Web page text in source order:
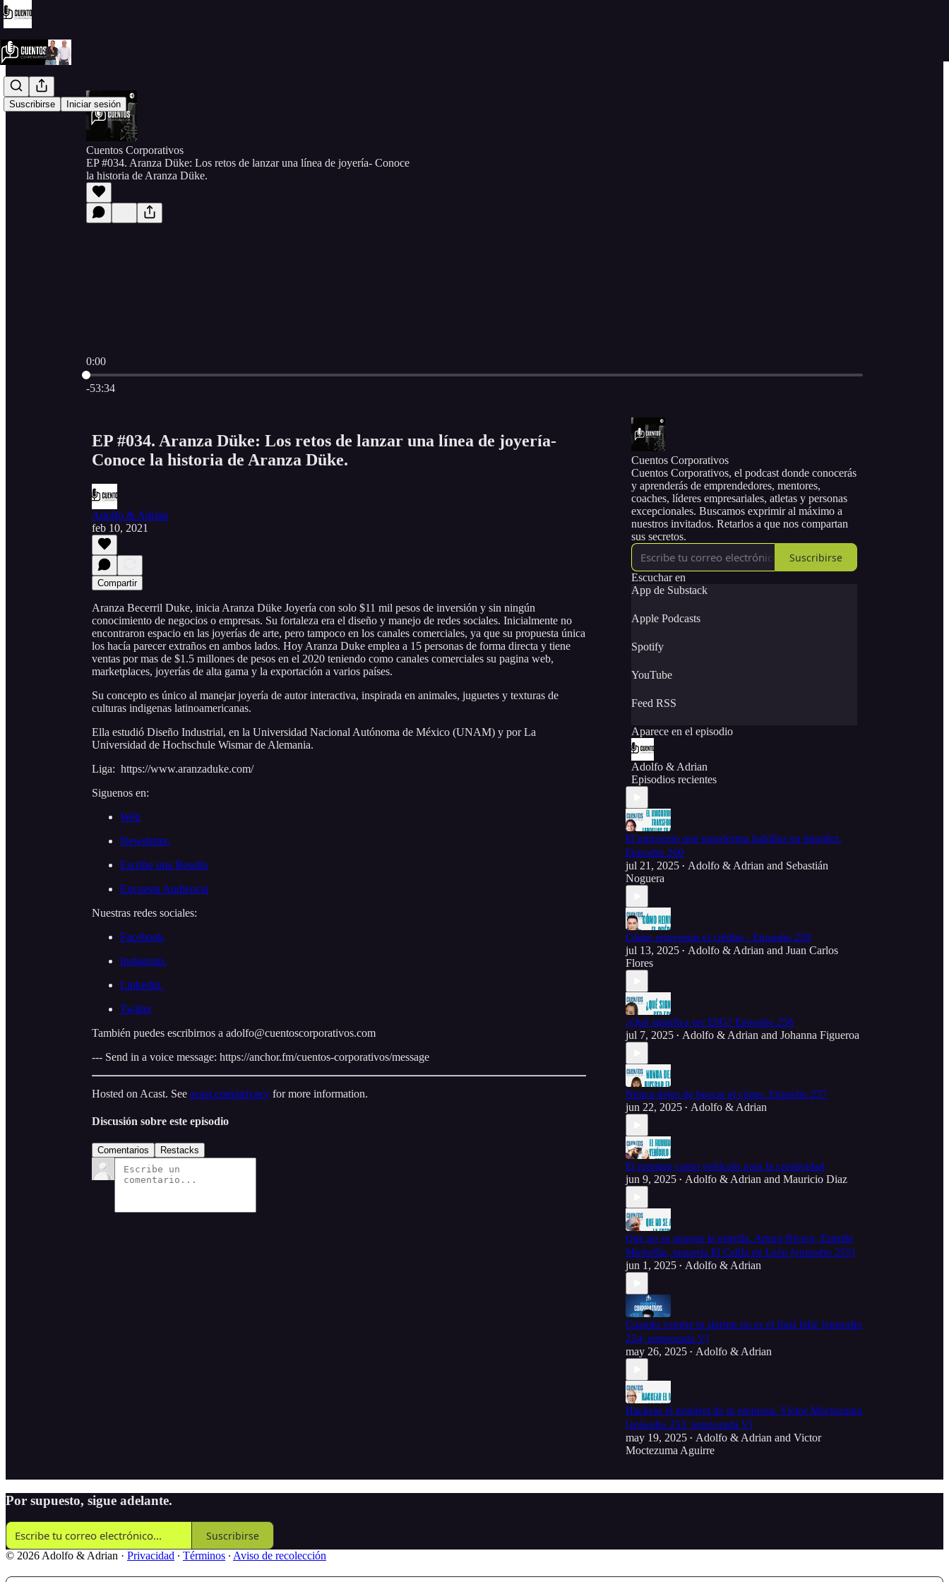
Suscribirse Iniciar sesión
Cuentos Corporativos
EP #034. Aranza Düke: Los retos de lanzar una línea de joyería- Conoce
la historia de Aranza Düke.
0:00
Hora actual: 0:00 / Tiempo total: -53:34
-53:34
EP #034. Aranza Düke: Los retos de lanzar una línea de joyería-
Conoce la historia de Aranza Düke.
Adolfo & Adrian
feb 10, 2021
Compartir
Aranza Becerril Duke, inicia Aranza Düke Joyería con solo $11 mil pesos de inversión y sin ningún
conocimiento de negocios o empresas. Su fortaleza era el diseño y manejo de redes sociales. Inicialmente no
encontraron espacio en las joyerías de arte, pero tampoco en los canales comerciales, ya que su propuesta única
los hacía parecer extraños en ambos lados. Hoy Aranza Duke emplea a 15 personas de forma directa y tiene
ventas por mas de $1.5 millones de pesos en el 2020 teniendo como canales comerciales su pagina web,
marketplaces, joyerías de alta gama y la exportación a varios países.
Su concepto es único al manejar joyería de autor interactiva, inspirada en animales, juguetes y texturas de
culturas indigenas latinoamericanas.
Ella estudió Diseño Industrial, en la Universidad Nacional Autónoma de México (UNAM) y por La
Universidad de Hochschule Wismar de Alemania.
Liga: https://www.aranzaduke.com/
Siguenos en:
Web
Newsletter.
Escribe una Reseña
Encuesta Audiencia
Nuestras redes sociales:
Facebook
Instagram.
Linkedin.
Twitter
También puedes escribirnos a adolfo@cuentoscorporativos.com
--- Send in a voice message: https://anchor.fm/cuentos-corporativos/message
Hosted on Acast. See acast.com/privacy for more information.
Discusión sobre este episodio
Comentarios Restacks
Cuentos Corporativos
Cuentos Corporativos, el podcast donde conocerás
y aprenderás de emprendedores, mentores,
coaches, líderes empresariales, atletas y personas
excepcionales. Buscamos exprimir al máximo a
nuestros invitados. Retarlos a que nos compartan
sus secretos.
Suscribirse
Escuchar en
App de Substack
Apple Podcasts
Spotify
YouTube
Feed RSS
Aparece en el episodio
Adolfo & Adrian
Episodios recientes
El unicornio que transforma ladrillos en liquidez.
Episodio 260
jul 21, 2025 • Adolfo & Adrian and Sebastián
Noguera
Cómo reinventar el crédito - Episodio 259
jul 13, 2025 • Adolfo & Adrian and Juan Carlos
Flores
¿Qué significa ser ESG? Episodio 258
jul 7, 2025 • Adolfo & Adrian and Johanna Figueroa
Nunca dejes de buscar el cómo. Episodio 257
jun 22, 2025 • Adolfo & Adrian
El running como vehículo para la creatividad
jun 9, 2025 • Adolfo & Adrian and Mauricio Diaz
Que no se apague la estrella. Arturo Rivera, Estrella
Michellin, taquería El Califa de León [episodio 255]
jun 1, 2025 • Adolfo & Adrian
Cuando vender tu startup no es el final feliz [episodio
254, temporada V]
may 26, 2025 • Adolfo & Adrian
Hackear el mindset de tu empresa. Víctor Moctezuma
[episodio 253, temporada V]
may 19, 2025 • Adolfo & Adrian and Victor
Moctezuma Aguirre
Por supuesto, sigue adelante.
Suscribirse
© 2026 Adolfo & Adrian · Privacidad ∙ Términos ∙ Aviso de recolección